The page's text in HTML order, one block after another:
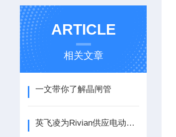
ARTICLE
相关文章
一文带你了解晶闸管
英飞凌为Rivian供应电动汽车牵引逆变器功率模块